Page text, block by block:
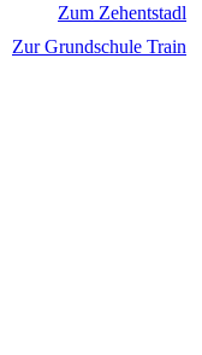
Zum Zehentstadl
Zur Grundschule Train